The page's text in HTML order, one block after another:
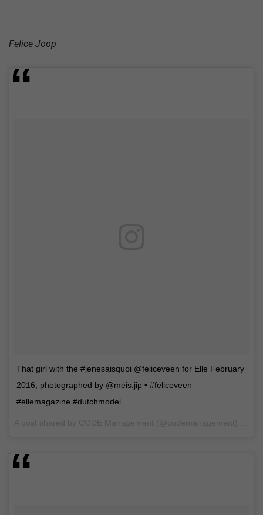
Felice Joop
That girl with the #jenesaisquoi @feliceveen for Elle February
2016, photographed by @meis.jip • #feliceveen
#ellemagazine #dutchmodel